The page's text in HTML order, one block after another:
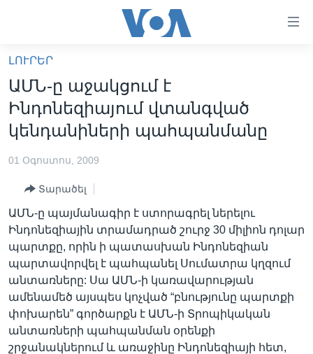
հիմնական
բովանդակությանը
անցնել
հիմնական
բովանդակությանը
բովանդակություն
ԼՈՒՐԵՐ
ՍՓՅՈՒՌՔ
IN ENGLISH
ՄԵՐ ՄԱՍԻՆ
«ԱՄԵՐԻԿԱՅԻ ՁԱՅՆ»-Ի ԿԱՆՈՆԱԴՐՈՒԹՅՈՒՆ
ԿԱՊ ՄԵԶ ՀԵՏ
ՈՒԿՐԱԻՆԱԿԱՆ ՊԱՏԵՐԱԶՄ
Learning English
ՀԵՏԵՒԵՔ ՄԵԶ
ԼՈՒՐԵՐ
ԱՄՆ-ը աջակցում է
Ինդոնեզիայում վտանգված
կենդանիների պահպանմանը
01 Օգոստոս, 2009
Տարածել
ԱՄՆ-ը պայմանագիր է ստորագրել ներելու
Ինդոնեզիային տրամադրած շուրջ 30 միլիոն դոլար
պարտքը, որին ի պատասխան Ինդոնեզիան
պարտավորվել է պահպանել Սումատրա կղզում
անտառները: Սա ԱՄՆ-ի կառավարության
ամենամեծ այսպես կոչված “բնությունը պարտքի
փոխարեն” գործարքն է ԱՄՆ-ի Տրոպիկական
անտառների պահպանման օրենքի
շրջանակներում և առաջինը Ինդոնեզիայի հետ,